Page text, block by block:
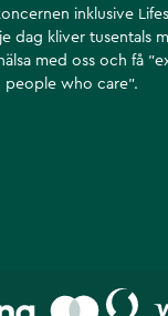
inklusive
dag kliver tusentals
med oss och få
people who care”.